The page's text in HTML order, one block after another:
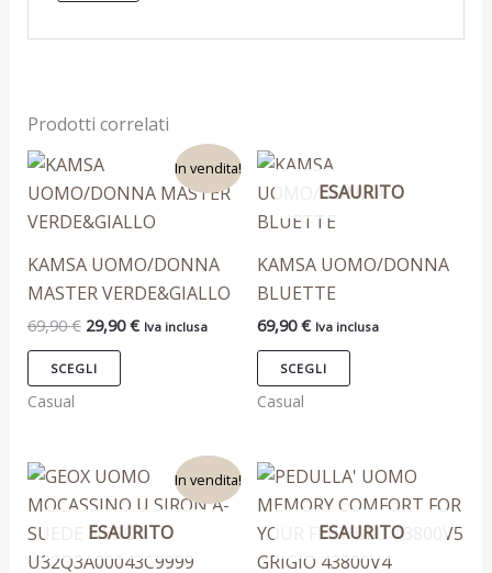
Prodotti correlati
In vendita!
KAMSA UOMO/DONNA
MASTER VERDE&GIALLO
69,90€
Il
originale
era:
29,90€
prezzo
attuale
è:
Iva inclusa
SCEGLI
Questo
prodotto
ha
varianti.
Le
opzioni
essere
pagina
del
prodotto
Casual
ESAURITO
KAMSA UOMO/DONNA
BLUETTE
69,90€ Iva inclusa
SCEGLI
prodotto
varianti.
opzioni
essere
pagina
del
prodotto
Casual
In vendita!
ESAURITO
Il
prezzo
originale
era:
Il
prezzo
attuale
è:
Questo
prodotto
ha
più
ESAURITO
Questo
prodotto
ha
più